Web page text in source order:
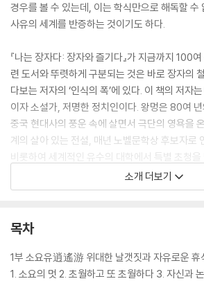
경우를 볼 수 있는데, 이는 학식만으로 해독할 수
사유의 세계를 반증하는 것이기도 하다.
『나는 장자다: 장자와 즐기다』가 지금까지 100
련 도서와 뚜렷하게 구분되는 것은 바로 장자의
다보는 저자의 ‘인식의 폭’에 있다. 이 책의 저자
이자 소설가, 저명한 정치인이다. 왕멍은 80여
중국 현대사의 풍운 속에 살면서 극단의 영욕을
계의 살아 있는 전설, 매년 노벨문학상 후보자로
비롯하여 세계적인 유수의 대학에서 특별 초청
이다. 그가 들여다보는 『장자』는 기존 책들과는
리한다. 왕멍은 인류가 구축해놓은 역사와 철학
된 자신의 파란만장한 삶, 그리고 중국문화의 특성
념, 동양사상과 서양사상의 특성과 흐름, 장자사
는 의미뿐 아니라 중국 현대사를 관통한 저자의 인
소개 더보기
목차
1부 소요유逍遙游 위대한 날갯짓과 자유로운 휴
1. 소요의 멋 2. 초월하고 또 초월하다 3. 자신과